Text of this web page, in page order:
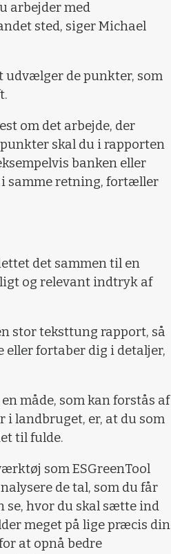
arbejder med
sted, siger Michael
udvælger de punkter, som
om det arbejde, der
skal du i rapporten
banken eller
samme retning, fortæller
det sammen til en
og relevant indtryk af
stor teksttung rapport, så
eller fortaber dig i detaljer,
måde, som kan forstås af
landbruget, er, at du som
til fulde.
som ESGreenTool
de tal, som du får
se, hvor du skal sætte ind
meget på lige præcis din
at opnå bedre